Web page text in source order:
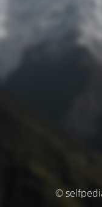
©